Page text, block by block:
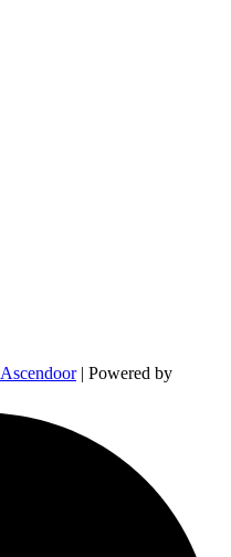
Ascendoor| Powered by